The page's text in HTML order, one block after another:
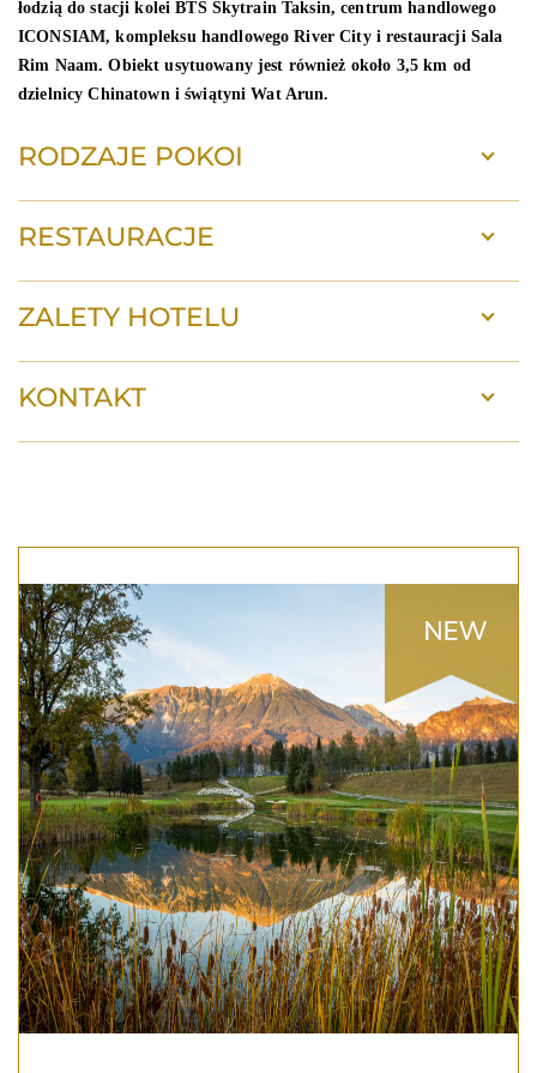
łodzią do stacji kolei BTS Skytrain Taksin, centrum handlowego
ICONSIAM, kompleksu handlowego River City i restauracji Sala
Rim Naam. Obiekt usytuowany jest również około 3,5 km od
dzielnicy Chinatown i świątyni Wat Arun.
RODZAJE POKOI
RESTAURACJE
ZALETY HOTELU
KONTAKT